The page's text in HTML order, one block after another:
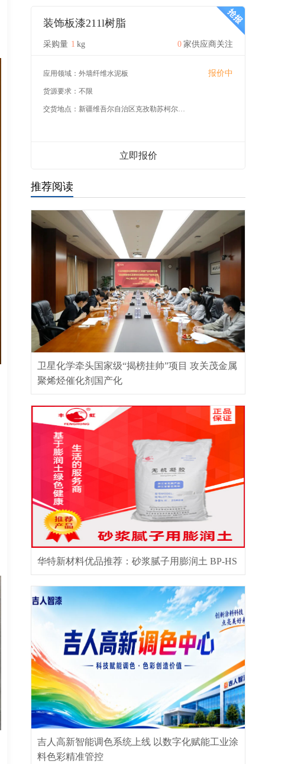
装饰板漆211l树脂
采购量 1 kg 0 家供应商关注
应用领域： 外墙纤维水泥板 报价中
货源要求： 不限
交货地点： 新疆维吾尔自治区克孜勒苏柯尔克孜自治州
立即报价
推荐阅读
卫星化学牵头国家级“揭榜挂帅”项目 攻关茂金属
聚烯烃催化剂国产化
华特新材料优品推荐：砂浆腻子用膨润土 BP-HS
吉人高新智能调色系统上线 以数字化赋能工业涂
料色彩精准管控